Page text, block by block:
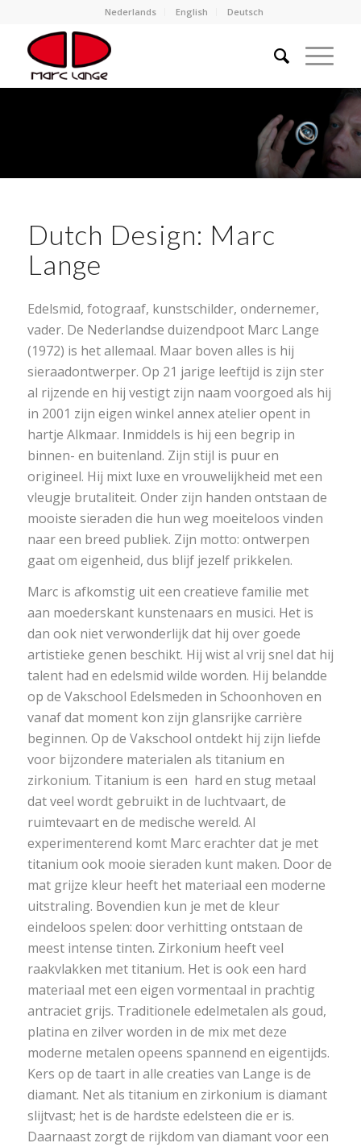
Nederlands English Deutsch
Dutch Design: Marc
Lange
Edelsmid, fotograaf, kunstschilder, ondernemer,
vader. De Nederlandse duizendpoot Marc Lange
(1972) is het allemaal. Maar boven alles is hij
sieraadontwerper. Op 21 jarige leeftijd is zijn ster
al rijzende en hij vestigt zijn naam voorgoed als hij
in 2001 zijn eigen winkel annex atelier opent in
hartje Alkmaar. Inmiddels is hij een begrip in
binnen- en buitenland. Zijn stijl is puur en
origineel. Hij mixt luxe en vrouwelijkheid met een
vleugje brutaliteit. Onder zijn handen ontstaan de
mooiste sieraden die hun weg moeiteloos vinden
naar een breed publiek. Zijn motto: ontwerpen
gaat om eigenheid, dus blijf jezelf prikkelen.
Marc is afkomstig uit een creatieve familie met
aan moederskant kunstenaars en musici. Het is
dan ook niet verwonderlijk dat hij over goede
artistieke genen beschikt. Hij wist al vrij snel dat hij
talent had en edelsmid wilde worden. Hij belandde
op de Vakschool Edelsmeden in Schoonhoven en
vanaf dat moment kon zijn glansrijke carrière
beginnen. Op de Vakschool ontdekt hij zijn liefde
voor bijzondere materialen als titanium en
zirkonium. Titanium is een hard en stug metaal
dat veel wordt gebruikt in de luchtvaart, de
ruimtevaart en de medische wereld. Al
experimenterend komt Marc erachter dat je met
titanium ook mooie sieraden kunt maken. Door de
mat grijze kleur heeft het materiaal een moderne
uitstraling. Bovendien kun je met de kleur
eindeloos spelen: door verhitting ontstaan de
meest intense tinten. Zirkonium heeft veel
raakvlakken met titanium. Het is ook een hard
materiaal met een eigen vormentaal in prachtig
antraciet grijs. Traditionele edelmetalen als goud,
platina en zilver worden in de mix met deze
moderne metalen opeens spannend en eigentijds.
Kers op de taart in alle creaties van Lange is de
diamant. Net als titanium en zirkonium is diamant
slijtvast; het is de hardste edelsteen die er is.
Daarnaast zorgt de rijkdom van diamant voor een